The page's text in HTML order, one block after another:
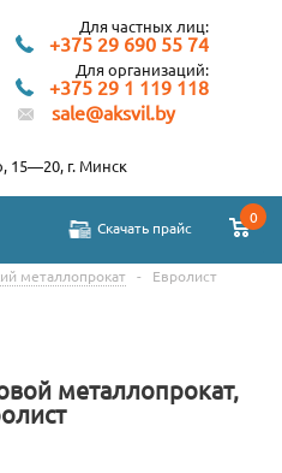
Для частных лиц:
+375 29 690 55 74
Для организаций:
+375 29 1 119 118
sale@aksvil.by
Скачать прайс
0
15—20, г. Минск
металлопрокат - Евролист
металлопрокат,